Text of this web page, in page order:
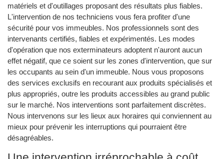
matériels et d'outillages proposant des résultats plus fiables.
L'intervention de nos techniciens vous fera profiter d'une
sécurité pour vos immeubles. Nos professionnels sont des
intervenants certifiés, fiables et expérimentés. Les modes
d'opération que nos exterminateurs adoptent n'auront aucun
effet négatif, que ce soient sur les zones d'intervention, que sur
les occupants au sein d'un immeuble. Nous vous proposons
des services exclusifs en recourant aux produits spécialisés et
plus appropriés, outre les produits accessibles au grand public
sur le marché. Nos interventions sont parfaitement discrètes.
Nous intervenons sur les lieux aux horaires qui conviennent au
mieux pour prévenir les interruptions qui pourraient être
désagréables.